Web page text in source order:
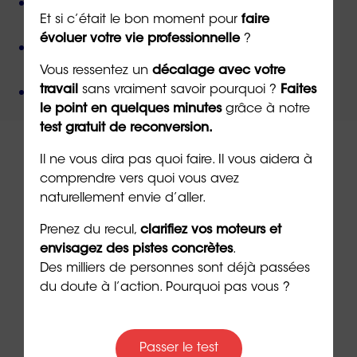
non-jugement,
Une méthode créée parun docteur en
psychologie,
Un organisme de formation certifié QUALIOPI.
À lire sur le même thème
Et si c’était le bon moment pour faire
évoluer votre vie professionnelle?
Vous ressentez un décalage avec votre
travail sans vraiment savoir pourquoi ? Faites
le point en quelques minutesgrâce à notre
test gratuit de reconversion.
Il ne vous dira pas quoi faire. Il vous aidera à
comprendre vers quoi vous avez
naturellement envie d’aller.
Prenez du recul, clarifiez vos moteurs et
envisagez des pistes concrètes.
Des milliers de personnes sont déjà passées
du doute à l’action. Pourquoi pas vous ?
Passer le test